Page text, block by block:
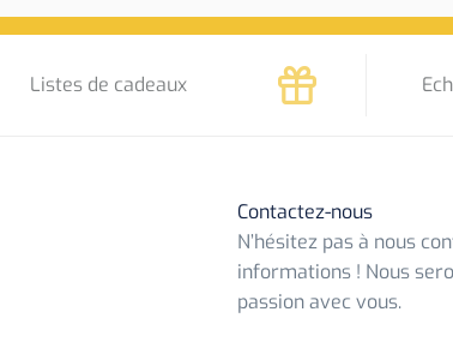
Listes de cadeaux
Contactez-nous
N’hésitez pas à nous
informations ! Nous
passion avec vous.